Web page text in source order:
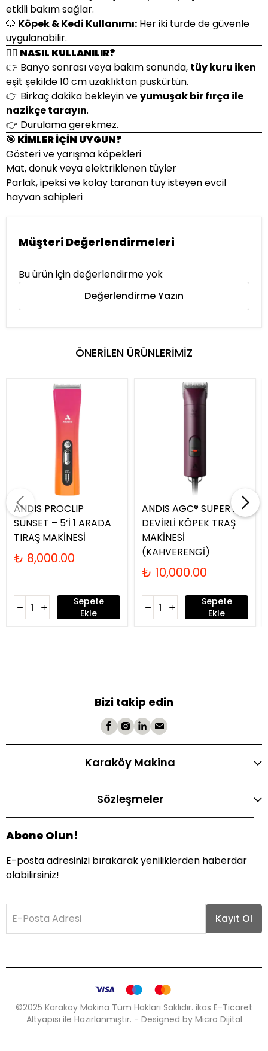
etkili bakım sağlar.
🐶 Köpek & Kedi Kullanımı: Her iki türde de güvenle
uygulanabilir.
🐕‍🦺 NASIL KULLANILIR?
👉 Banyo sonrası veya bakım sonunda, tüy kuru iken
eşit şekilde 10 cm uzaklıktan püskürtün.
👉 Birkaç dakika bekleyin veyumuşak bir fırça ile
nazikçe tarayın.
👉 Durulama gerekmez.
🎯 KİMLER İÇİN UYGUN?
Gösteri ve yarışma köpekleri
Mat, donuk veya elektriklenen tüyler
Parlak, ipeksi ve kolay taranan tüy isteyen evcil
hayvan sahipleri
Müşteri Değerlendirmeleri
Bu ürün için değerlendirme yok
Değerlendirme Yazın
ÖNERİLEN ÜRÜNLERİMİZ
ANDIS PROCLIP
SUNSET – 5’İ 1 ARADA
TIRAŞ MAKİNESİ
₺ 8,000.00
Sepete
Ekle
ANDIS AGC® SÜPER 2-
DEVİRLİ KÖPEK TRAŞ
MAKİNESİ
(KAHVERENGİ)
₺ 10,000.00
Sepete
Ekle
Bizi takip edin
Karaköy Makina
Sözleşmeler
Abone Olun!
E-posta adresinizi bırakarak yeniliklerden haberdar
olabilirsiniz!
E-Posta Adresi Kayıt Ol
©2025 Karaköy Makina Tüm Hakları Saklıdır. ikas E-Ticaret
Altyapısı ile Hazırlanmıştır. - Designed by Micro Dijital